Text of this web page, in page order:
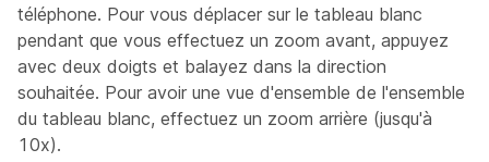
téléphone. Pour vous déplacer sur le tableau blanc
pendant que vous effectuez un zoom avant, appuyez
avec deux doigts et balayez dans la direction
souhaitée. Pour avoir une vue d'ensemble de l'ensemble
du tableau blanc, effectuez un zoom arrière (jusqu'à
10x).